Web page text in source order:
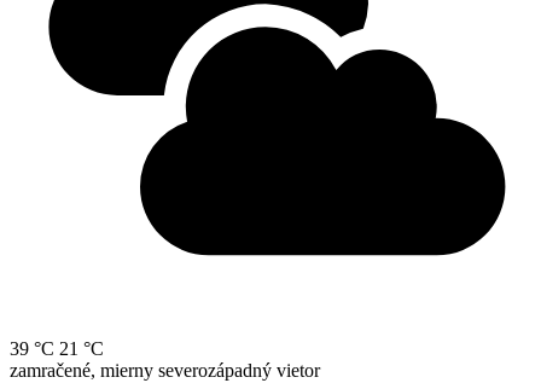
39 °C 21 °C
zamračené, mierny severozápadný vietor